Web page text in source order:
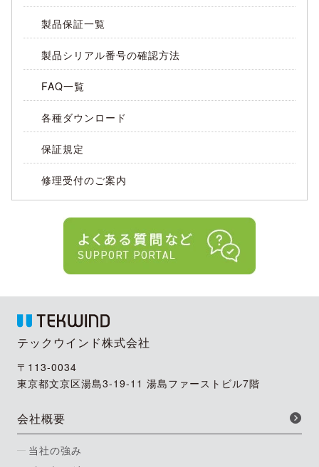
製品保証一覧
製品シリアル番号の確認方法
FAQ一覧
各種ダウンロード
保証規定
修理受付のご案内
テックウインド株式会社
〒113-0034
東京都文京区湯島3-19-11 湯島ファーストビル7階
会社概要
当社の強み